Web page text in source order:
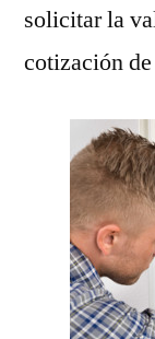
solicitar la
cotización